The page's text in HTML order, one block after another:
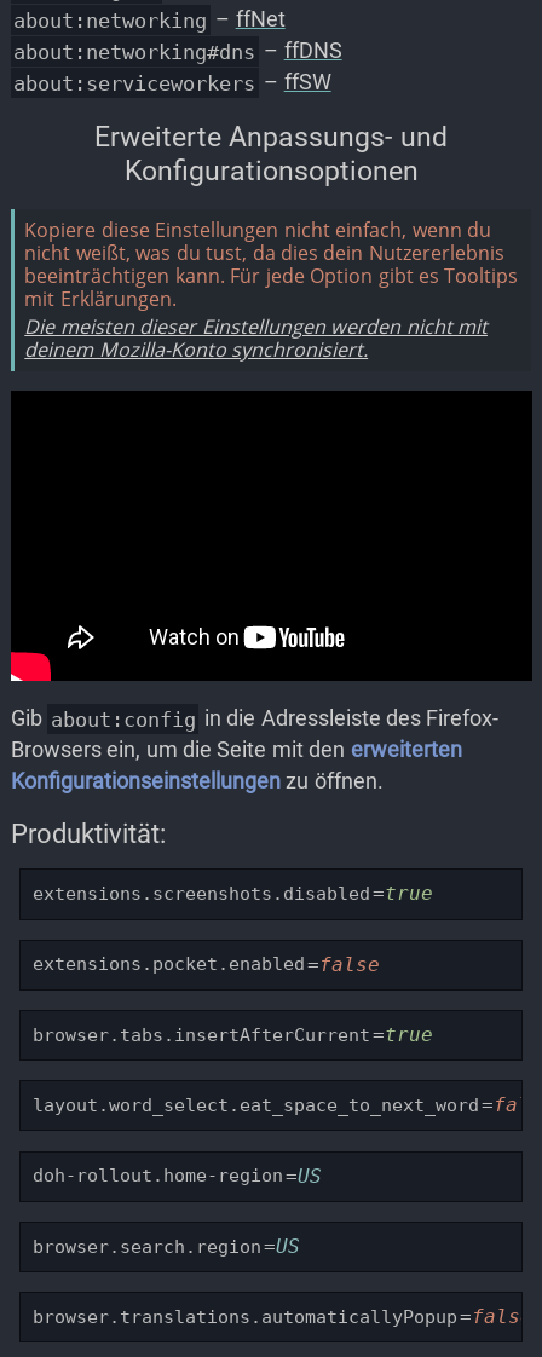
about:networking – ffNet
about:networking#dns – ffDNS
about:serviceworkers – ffSW
Erweiterte Anpassungs- und
Konfigurationsoptionen
Kopiere diese Einstellungen nicht einfach, wenn du
nicht weißt, was du tust, da dies dein Nutzererlebnis
beeinträchtigen kann. Für jede Option gibt es Tooltips
mit Erklärungen.
Die meisten dieser Einstellungen werden nicht mit
deinem Mozilla-Konto synchronisiert.
Gib about:config in die Adressleiste des Firefox-
Browsers ein, um die Seite mit den erweiterten
Konfigurationseinstellungenzu öffnen.
Produktivität:
extensions.screenshots.disabled =true
extensions.pocket.enabled=false
browser.tabs.insertAfterCurrent=true
layout.word_select.eat_space_to_next_word =
doh-rollout.home-region=US
browser.search.region=US
browser.translations.automaticallyPopup=false